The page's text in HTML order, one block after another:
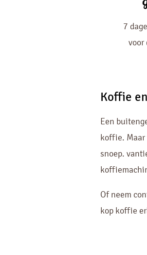
7
voor
Koffie
Een
koffie. Maar
snoep.
Of neem
kop koffie